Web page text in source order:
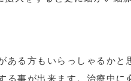
る方もいらっしゃるかと
事が出来ます。治療中に